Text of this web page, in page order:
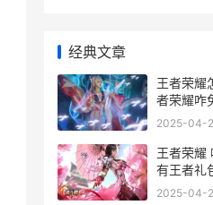
经典文章
王者荣耀
者荣耀咋
2025-04-
王者荣耀
有王者礼
2025-04-